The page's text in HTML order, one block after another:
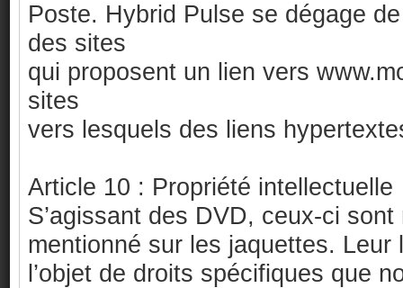
Poste. Hybrid Pulse se dégage
des sites
qui proposent un lien vers
sites
vers lesquels des liens
Article 10 : Propriété intellectuelle
S’agissant des DVD, ceux-ci
mentionné sur les jaquettes.
l’objet de droits spécifiques que